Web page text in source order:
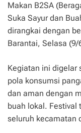
Makan B2SA
Suka Sayur dan
dirangkai dengan
Barantai, Selasa (9/
Kegiatan ini digelar
pola konsumsi
dan aman dengan
buah lokal. Festival
seluruh kecamatan